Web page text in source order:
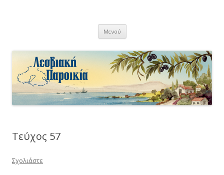
Μενού Μετάβαση
περιεχόμενο
Τεύχος 57
Σχολιάστε